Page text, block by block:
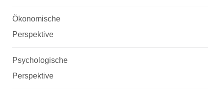
Ökonomische
Perspektive
Psychologische
Perspektive